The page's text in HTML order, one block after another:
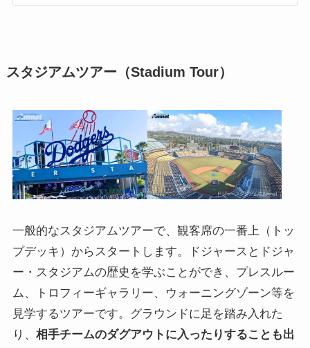
スタジアムツアー（Stadium Tour）
一般的なスタジアムツアーで、観客席の一番上（トッ
プデッキ）からスタートします。ドジャースとドジャ
ー・スタジアムの歴史を学ぶことができ、プレスルー
ム、トロフィーギャラリー、ウォーニングゾーン等を
見学するツアーです。グラウンドに足を踏み入れた
り、 相手チームのダグアウトに入ったりすることも出